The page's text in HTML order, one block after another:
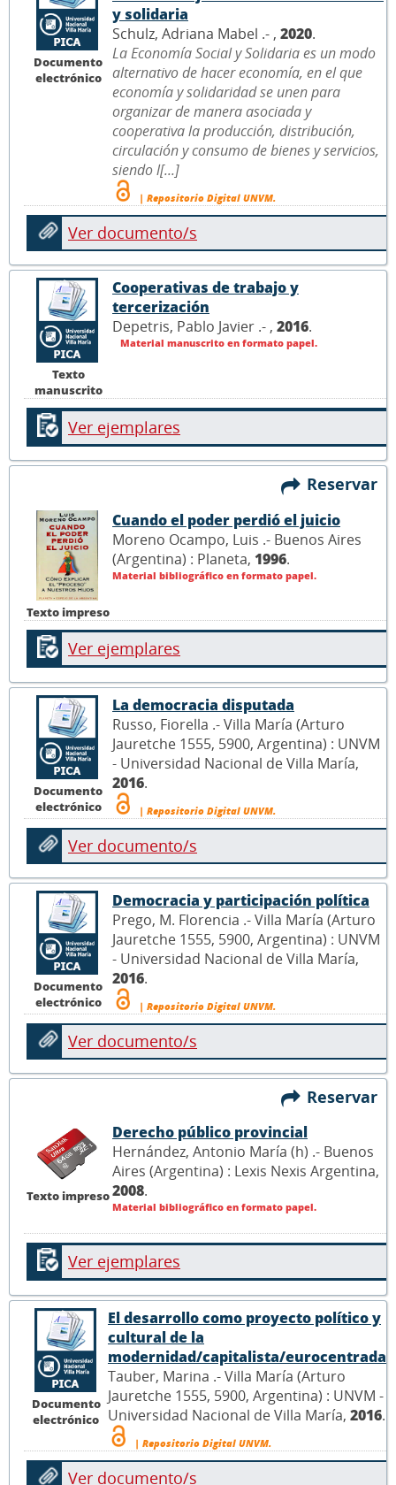
Documento
electrónico
y solidaria
Schulz, Adriana Mabel .- , 2020.
La Economía Social y Solidaria es un modo
alternativo de hacer economía, en el que
economía y solidaridad se unen para
organizar de manera asociada y
cooperativa la producción, distribución,
circulación y consumo de bienes y servicios,
siendo l[...]
| Repositorio Digital UNVM.
Ver documento/s
Texto
manuscrito
Cooperativas de trabajo y
tercerización
Depetris, Pablo Javier .- , 2016.
Material manuscrito en formato papel.
Ver ejemplares
Reservar
Texto impreso
Cuando el poder perdió el juicio
Moreno Ocampo, Luis .- Buenos Aires
(Argentina) : Planeta, 1996.
Material bibliográfico en formato papel.
Ver ejemplares
Documento
electrónico
La democracia disputada
Russo, Fiorella .- Villa María (Arturo
Jauretche 1555, 5900, Argentina) : UNVM
- Universidad Nacional de Villa María,
2016.
| Repositorio Digital UNVM.
Ver documento/s
Documento
electrónico
Democracia y participación política
Prego, M. Florencia .- Villa María (Arturo
Jauretche 1555, 5900, Argentina) : UNVM
- Universidad Nacional de Villa María,
2016.
| Repositorio Digital UNVM.
Ver documento/s
Reservar
Texto impreso
Derecho público provincial
Hernández, Antonio María (h) .- Buenos
Aires (Argentina) : Lexis Nexis Argentina,
2008.
Material bibliográfico en formato papel.
Ver ejemplares
Documento
electrónico
El desarrollo como proyecto político y
cultural de la
modernidad/capitalista/eurocentrada
Tauber, Marina .- Villa María (Arturo
Jauretche 1555, 5900, Argentina) : UNVM -
Universidad Nacional de Villa María, 2016.
| Repositorio Digital UNVM.
Ver documento/s